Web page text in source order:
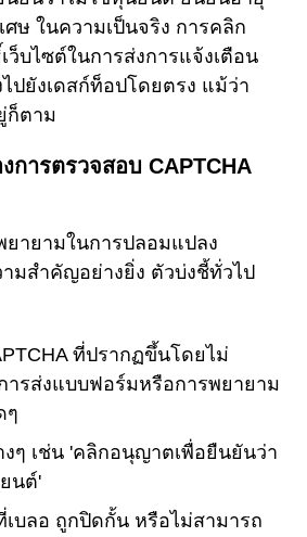
ศษ ในความเป็นจริง การคลิก
บไซต์ในการส่งการแจ้งเตือน
ปยังเดสก์ท็อปโดยตรง แม้ว่า
ก็ตาม
ารตรวจสอบ CAPTCHA
ายามในการปลอมแปลง
มสำคัญอย่างยิ่ง ตัวบ่งชี้ทั่วไป
ที่ปรากฏขึ้นโดยไม่
ารส่งแบบฟอร์มหรือการพยายาม
ๆ
ๆ เช่น 'คลิกอนุญาตเพื่อยืนยันว่า
นต์'
บลอ ถูกปิดกั้น หรือไม่สามารถ